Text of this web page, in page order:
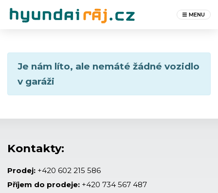
MENU
Je nám líto, ale nemáté žádné vozidlo
v garáži
Kontakty:
Prodej: +420 602 215 586
Příjem do prodeje: +420 734 567 487